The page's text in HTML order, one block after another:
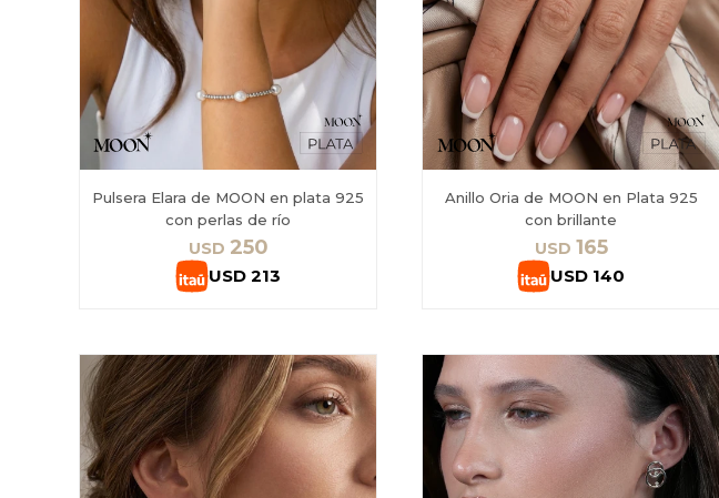
Pulsera Elara de MOON en plata 925
con perlas de río
USD 250
USD 213
Anillo Oria de MOON en Plata 925
con brillante
USD 165
USD 140